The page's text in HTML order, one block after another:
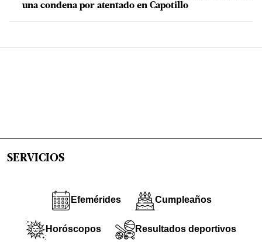
una condena por atentado en Capotillo
SERVICIOS
Efemérides Cumpleaños
Horóscopos Resultados deportivos